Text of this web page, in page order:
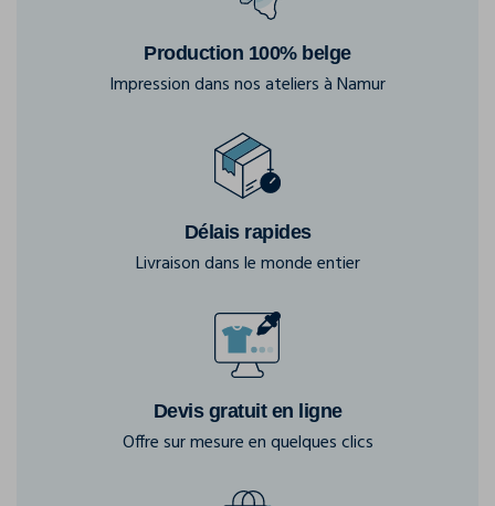
Production 100% belge
Impression dans nos ateliers à Namur
Délais rapides
Livraison dans le monde entier
Devis gratuit en ligne
Offre sur mesure en quelques clics